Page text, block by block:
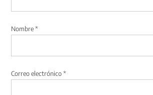
Nombre*
Correo electrónico*